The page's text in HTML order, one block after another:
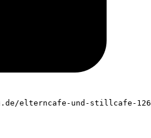
elterncafe-und-stillcafe-